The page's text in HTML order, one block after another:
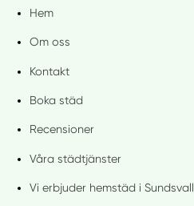
Hem
Om oss
Kontakt
Boka städ
Recensioner
Våra städtjänster
Vi erbjuder hemstäd i Sundsvall